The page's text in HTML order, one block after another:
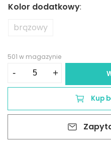
Kolor dodatkowy:
brązowy
501 w magazynie
-
jersey
shirt.
+
Kup